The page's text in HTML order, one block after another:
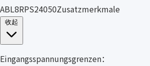
ABL8RPS24050Zusatzmerkmale
Eingangsspannungsgrenzen：